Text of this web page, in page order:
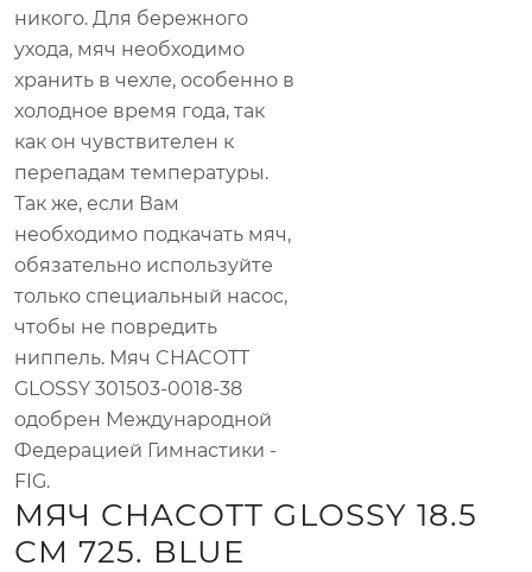
никого. Для бережного
ухода, мяч необходимо
хранить в чехле, особенно в
холодное время года, так
как он чувствителен к
перепадам температуры.
Так же, если Вам
необходимо подкачать мяч,
обязательно используйте
только специальный насос,
чтобы не повредить
ниппель. Мяч CHACOTT
GLOSSY 301503-0018-38
одобрен Международной
Федерацией Гимнастики -
FIG.
МЯЧ CHACOTT GLOSSY 18.5
СМ 725. BLUE